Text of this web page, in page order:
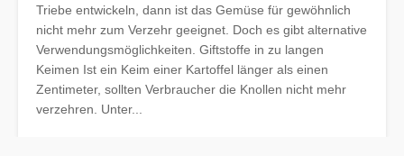
Triebe entwickeln, dann ist das Gemüse für gewöhnlich
nicht mehr zum Verzehr geeignet. Doch es gibt alternative
Verwendungsmöglichkeiten. Giftstoffe in zu langen
Keimen Ist ein Keim einer Kartoffel länger als einen
Zentimeter, sollten Verbraucher die Knollen nicht mehr
verzehren. Unter...